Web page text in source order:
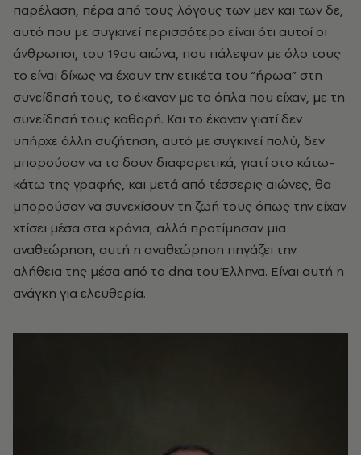
παρέλαση, πέρα από τους λόγους των μεν και των δε,
αυτό που με συγκινεί περισσότερο είναι ότι αυτοί οι
άνθρωποι, του 19ου αιώνα, που πάλεψαν με όλο τους
το είναι δίχως να έχουν την ετικέτα του “ήρωα” στη
συνείδησή τους, το έκαναν με τα όπλα που είχαν, με τη
συνείδησή τους καθαρή. Και το έκαναν γιατί δεν
υπήρχε άλλη συζήτηση, αυτό με συγκινεί πολύ, δεν
μπορούσαν να το δουν διαφορετικά, γιατί στο κάτω-
κάτω της γραφής, και μετά από τέσσερις αιώνες, θα
μπορούσαν να συνεχίσουν τη ζωή τους όπως την είχαν
χτίσει μέσα στα χρόνια, αλλά προτίμησαν μια
αναθεώρηση, αυτή η αναθεώρηση πηγάζει την
αλήθεια της μέσα από το dna του Έλληνα. Είναι αυτή η
ανάγκη για ελευθερία.